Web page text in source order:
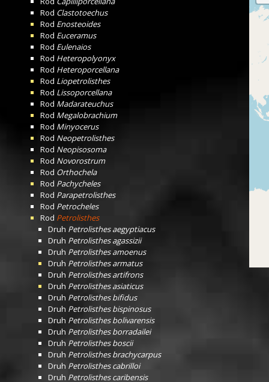
Rod Clastotoechus
Rod Enosteoides
Rod Euceramus
Rod Eulenaios
Rod Heteropolyonyx
Rod Heteroporcellana
Rod Liopetrolisthes
Rod Lissoporcellana
Rod Madarateuchus
Rod Megalobrachium
Rod Minyocerus
Rod Neopetrolisthes
Rod Neopisosoma
Rod Novorostrum
Rod Orthochela
Rod Pachycheles
Rod Parapetrolisthes
Rod Petrocheles
Rod Petrolisthes
Druh Petrolisthes aegyptiacus
Druh Petrolisthes agassizii
Druh Petrolisthes amoenus
Druh Petrolisthes armatus
Druh Petrolisthes artifrons
Druh Petrolisthes asiaticus
Druh Petrolisthes bifidus
Druh Petrolisthes bispinosus
Druh Petrolisthes bolivarensis
Druh Petrolisthes borradailei
Druh Petrolisthes boscii
Druh Petrolisthes brachycarpus
Druh Petrolisthes cabrilloi
Druh Petrolisthes caribensis